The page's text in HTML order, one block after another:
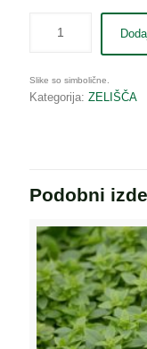
Slike so simbolične.
Kategorija: ZELIŠČA
Podobni